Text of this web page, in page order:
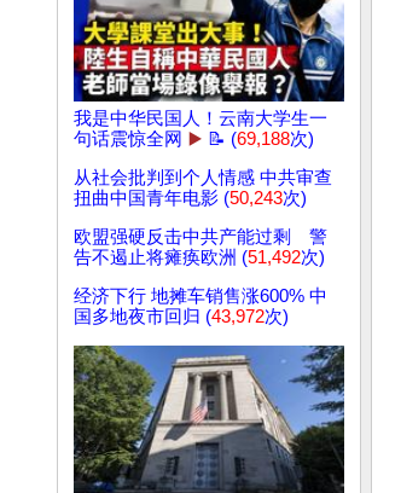
我是中华民国人！云南大学生一
句话震惊全网 ▶️ 📝 (69,188次)
从社会批判到个人情感 中共审查
扭曲中国青年电影 (50,243次)
欧盟强硬反击中共产能过剩 警
告不遏止将瘫痪欧洲 (51,492次)
经济下行 地摊车销售涨600% 中
国多地夜市回归 (43,972次)